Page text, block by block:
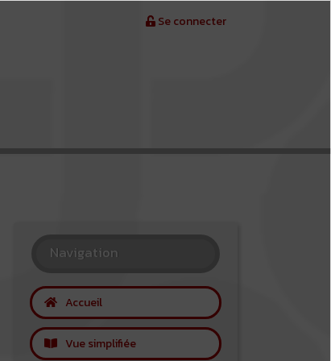
Se connecter
Navigation
Accueil
Vue simplifiée